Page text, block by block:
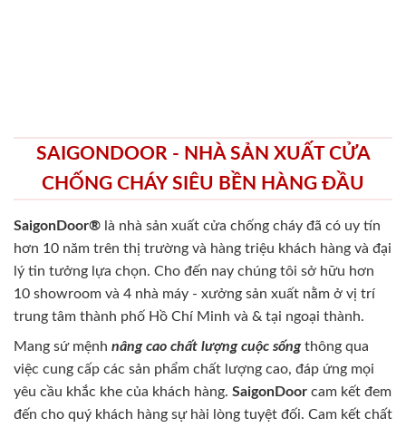
SAIGONDOOR - NHÀ SẢN XUẤT CỬA
CHỐNG CHÁY SIÊU BỀN HÀNG ĐẦU
SaigonDoor® là nhà sản xuất cửa chống cháy đã có uy tín
hơn 10 năm trên thị trường và hàng triệu khách hàng và đại
lý tin tưởng lựa chọn. Cho đến nay chúng tôi sở hữu hơn
10 showroom và 4 nhà máy - xưởng sản xuất nằm ở vị trí
trung tâm thành phố Hồ Chí Minh và & tại ngoại thành.
Mang sứ mệnh nâng cao chất lượng cuộc sốngthông qua
việc cung cấp các sản phẩm chất lượng cao, đáp ứng mọi
yêu cầu khắc khe của khách hàng. SaigonDoor cam kết đem
đến cho quý khách hàng sự hài lòng tuyệt đối. Cam kết chất